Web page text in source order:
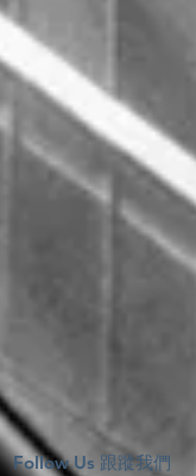
Follow Us 跟蹤我們